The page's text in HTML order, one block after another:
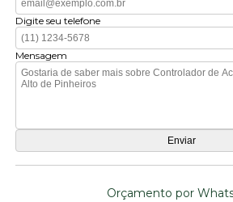
Digite seu telefone
Mensagem
Orçamento por